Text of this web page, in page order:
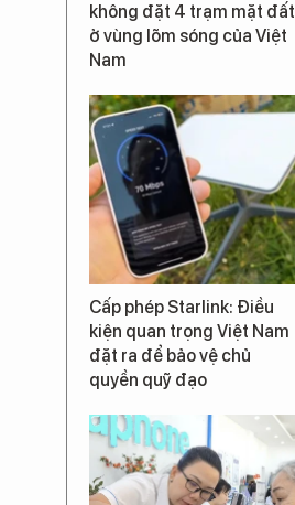
không đặt 4 trạm mặt đất
ở vùng lõm sóng của Việt
Nam
Cấp phép Starlink: Điều
kiện quan trọng Việt Nam
đặt ra để bảo vệ chủ
quyền quỹ đạo